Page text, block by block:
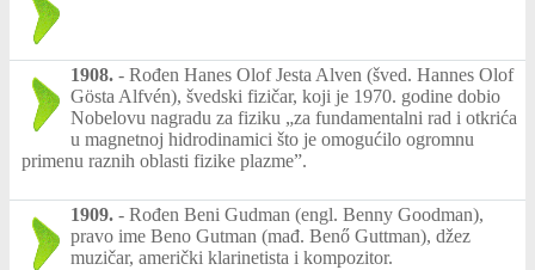
1908. - Rođen Hanes Olof Jesta Alven (šved. Hannes Olof
Gösta Alfvén), švedski fizičar, koji je 1970. godine dobio
Nobelovu nagradu za fiziku „za fundamentalni rad i otkrića
u magnetnoj hidrodinamici što je omogućilo ogromnu
primenu raznih oblasti fizike plazme”.
1909. - Rođen Beni Gudman (engl. Benny Goodman),
pravo ime Beno Gutman (mađ. Benő Guttman), džez
muzičar, američki klarinetista i kompozitor.